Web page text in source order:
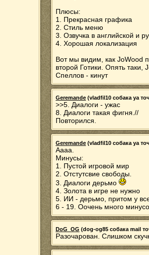
Плюсы:
1. Прекрасная графика
2. Стиль меню
3. Озвучка в английской и
4. Хорошая локализация
Вот мы видим, как JoWood
второй Готики. Опять таки,
Спеллов - кинут
Geremande (vladfil10 собака ya
>>5. Диалоги - ужас
8. Диалоги такая фигня.//
Повторился.
Geremande (vladfil10 собака ya
Аааа.
Минусы:
1. Пустой игровой мир
2. Отстутсвие свободы.
3. Диалоги дерьмо
4. Золота в игре не нужно
5. ИИ - дерьмо, притом у
6 - 19. Оочень много
DoG_OG (dog-og85 собака mail
Разочарован. Слишком